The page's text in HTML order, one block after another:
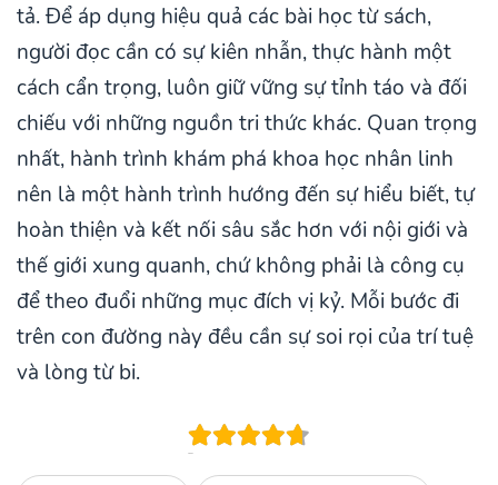
tả. Để áp dụng hiệu quả các bài học từ sách,
người đọc cần có sự kiên nhẫn, thực hành một
cách cẩn trọng, luôn giữ vững sự tỉnh táo và đối
chiếu với những nguồn tri thức khác. Quan trọng
nhất, hành trình khám phá khoa học nhân linh
nên là một hành trình hướng đến sự hiểu biết, tự
hoàn thiện và kết nối sâu sắc hơn với nội giới và
thế giới xung quanh, chứ không phải là công cụ
để theo đuổi những mục đích vị kỷ. Mỗi bước đi
trên con đường này đều cần sự soi rọi của trí tuệ
và lòng từ bi.